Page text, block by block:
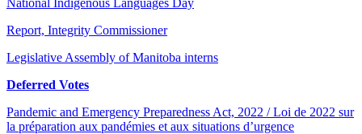
Report, Integrity Commissioner
Legislative Assembly of Manitoba interns
Deferred Votes
Pandemic and Emergency Preparedness Act, 2022 / Loi de 2022 sur
la préparation aux pandémies et aux situations d’urgence